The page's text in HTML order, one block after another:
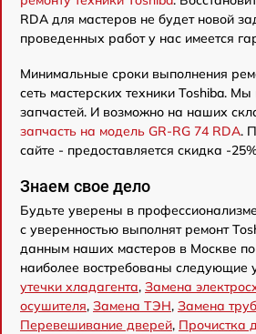
RDA для мастеров не будет новой
проведенных работ у нас имеется
Минимальные сроки выполнения
сеть мастерских техники Toshiba.
запчастей. И возможно на наших
запчасть на модель GR-RG 74 RDA.
сайте - предоставляется скидка -
Знаем свое дело
Будьте уверены в
с уверенностью выполнят ремонт
данным наших мастеров в Москве по
наиболее востребованы следующие
утечки хладагента, Замена
осушителя, Замена ТЭН, Замена
Перевешивание дверей, Прочистка